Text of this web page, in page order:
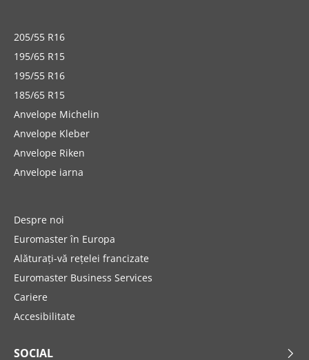
205/55 R16
195/65 R15
195/55 R16
185/65 R15
Anvelope Michelin
Anvelope Kleber
Anvelope Riken
Anvelope iarna
Despre noi
Euromaster în Europa
Alăturați-vă rețelei francizate
Euromaster Business Services
Cariere
Accesibilitate
SOCIAL